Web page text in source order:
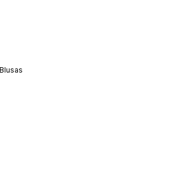
Blusas